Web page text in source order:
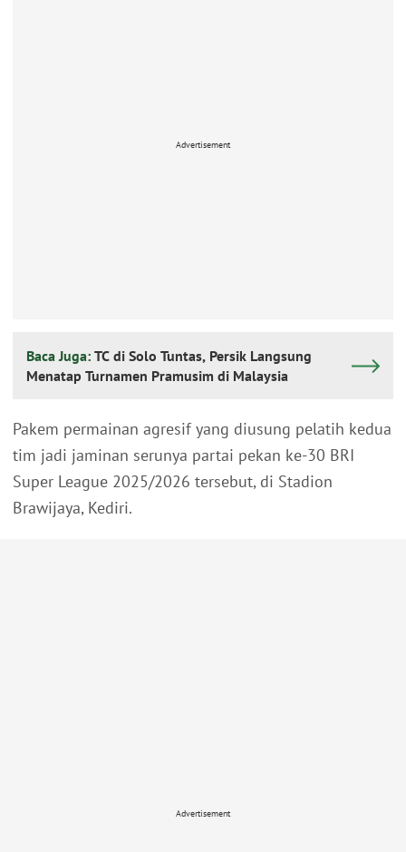
Advertisement
Baca Juga: TC di Solo Tuntas, Persik Langsung
Menatap Turnamen Pramusim di Malaysia
Pakem permainan agresif yang diusung pelatih kedua
tim jadi jaminan serunya partai pekan ke-30 BRI
Super League 2025/2026 tersebut, di Stadion
Brawijaya, Kediri.
Advertisement